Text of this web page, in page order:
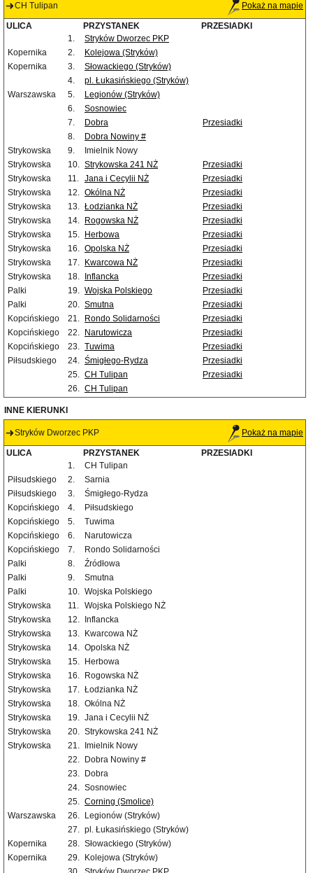
CH Tulipan Pokaż na mapie
ULICA PRZYSTANEK
PRZESIADKI
1.
Stryków Dworzec PKP
Kopernika
2.
Kolejowa (Stryków)
Kopernika
3.
Słowackiego (Stryków)
4.
pl. Łukasińskiego (Stryków)
Warszawska
5.
Legionów (Stryków)
6.
Sosnowiec
7.
Dobra
Przesiadki
8.
Dobra Nowiny #
Strykowska
9.
Imielnik Nowy
Strykowska
10. Strykowska 241 NŻ
Przesiadki
Strykowska
11. Jana i Cecylii NŻ
Przesiadki
Strykowska
12. Okólna NŻ
Przesiadki
Strykowska
13. Łodzianka NŻ
Przesiadki
Strykowska
14. Rogowska NŻ
Przesiadki
Strykowska
15. Herbowa
Przesiadki
Strykowska
16. Opolska NŻ
Przesiadki
Strykowska
17. Kwarcowa NŻ
Przesiadki
Strykowska
18. Inflancka
Przesiadki
Palki
19. Wojska Polskiego
Przesiadki
Palki
20. Smutna
Przesiadki
Kopcińskiego
21. Rondo Solidarności
Przesiadki
Kopcińskiego
22. Narutowicza
Przesiadki
Kopcińskiego
23. Tuwima
Przesiadki
Piłsudskiego
24. Śmigłego-Rydza
Przesiadki
25. CH Tulipan
Przesiadki
26. CH Tulipan
INNE KIERUNKI
Stryków Dworzec PKP Pokaż na mapie
ULICA PRZYSTANEK
PRZESIADKI
1.
CH Tulipan
Piłsudskiego
2.
Sarnia
Piłsudskiego
3.
Śmigłego-Rydza
Kopcińskiego
4.
Piłsudskiego
Kopcińskiego
5.
Tuwima
Kopcińskiego
6.
Narutowicza
Kopcińskiego
7.
Rondo Solidarności
Palki
8.
Źródłowa
Palki
9.
Smutna
Palki
10. Wojska Polskiego
Strykowska
11. Wojska Polskiego NŻ
Strykowska
12.
Inflancka
Strykowska
13.
Kwarcowa NŻ
Strykowska
14. Opolska NŻ
Strykowska
15.
Herbowa
Strykowska
16.
Rogowska NŻ
Strykowska
17. Łodzianka NŻ
Strykowska
18. Okólna NŻ
Strykowska
19. Jana i Cecylii NŻ
Strykowska
20. Strykowska 241 NŻ
Strykowska
21.
Imielnik Nowy
22.
Dobra Nowiny #
23.
Dobra
24. Sosnowiec
25. Corning (Smolice)
Warszawska
26.
Legionów (Stryków)
27. pl. Łukasińskiego (Stryków)
Kopernika
28. Słowackiego (Stryków)
Kopernika
29.
Kolejowa (Stryków)